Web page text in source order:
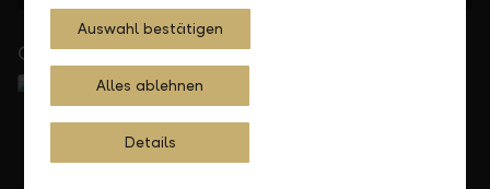
Close to you
Auswahl bestätigen
Alles ablehnen
Details